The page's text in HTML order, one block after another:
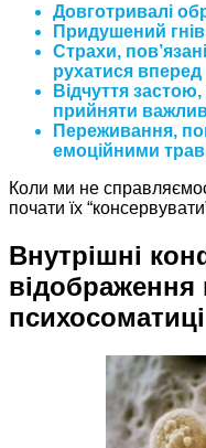
Довготривалі
Придушений
Страхи,
рухатися вперед
Відчуття
прийняти
Переживання,
емоційними
Коли ми не
почати їх
Внутрішні
відображення
психосоматиці